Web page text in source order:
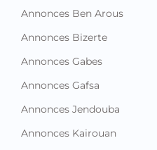
Annonces Ben Arous
Annonces Bizerte
Annonces Gabes
Annonces Gafsa
Annonces Jendouba
Annonces Kairouan